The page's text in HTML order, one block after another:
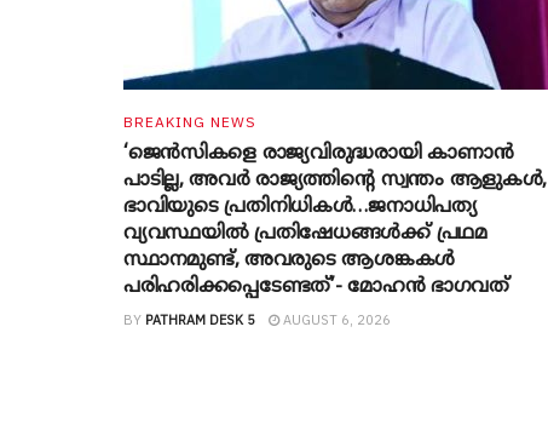
BREAKING NEWS
‘ജെൻസികളെ രാജ്യവിരുദ്ധരായി കാണാൻ
പാടില്ല, അവർ രാജ്യത്തിന്റെ സ്വന്തം ആളുകൾ,
ഭാവിയുടെ പ്രതിനിധികൾ…ജനാധിപത്യ
വ്യവസ്ഥയിൽ പ്രതിഷേധങ്ങൾക്ക് പ്രഥമ
സ്ഥാനമുണ്ട്, അവരുടെ ആശങ്കകൾ
പരിഹരിക്കപ്പെടേണ്ടത്’- മോഹൻ ഭാ​ഗവത്
BY PATHRAM DESK 5 AUGUST 6, 2026